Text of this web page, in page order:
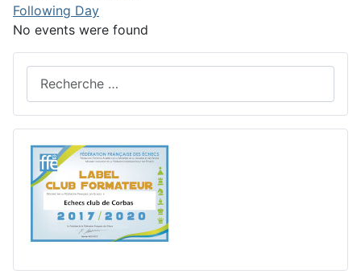
Following Day
No events were found